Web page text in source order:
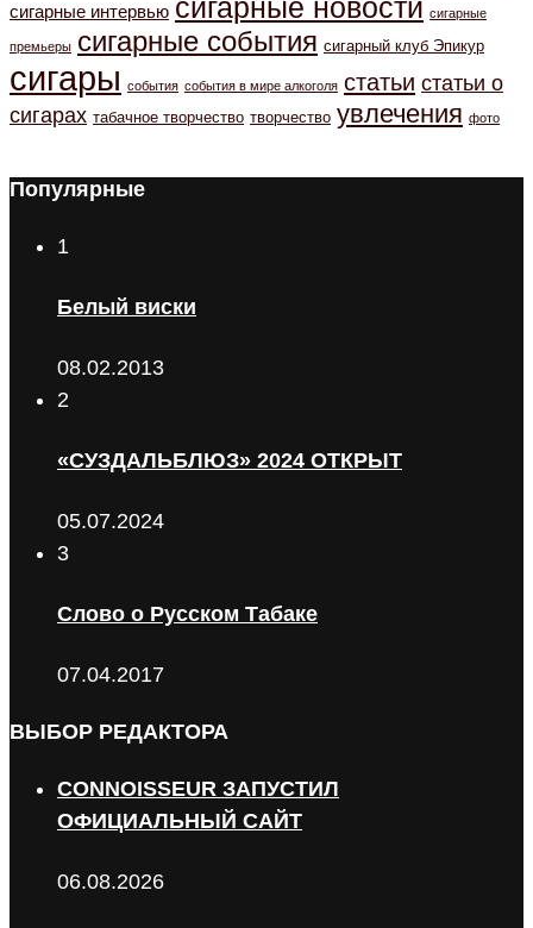
сигарные интервью сигарные новости сигарные
премьеры сигарные события сигарный клуб Эпикур
сигары события события в мире алкоголя статьи статьи о
сигарах табачное творчество творчество увлечения фото
Популярные
1
Белый виски
08.02.2013
2
«СУЗДАЛЬБЛЮЗ» 2024 ОТКРЫТ
05.07.2024
3
Слово о Русском Табаке
07.04.2017
ВЫБОР РЕДАКТОРА
CONNOISSEUR ЗАПУСТИЛ
ОФИЦИАЛЬНЫЙ САЙТ
06.08.2026